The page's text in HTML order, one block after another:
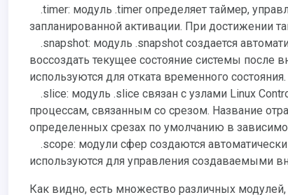
.timer: модуль .timer определяет таймер,
запланированной активации. При достижении
.snapshot: модуль .snapshot создается
воссоздать текущее состояние системы после
используются для отката временного состояния.
.slice: модуль .slice связан с узлами Linux
процессам, связанным со срезом. Название
определенных срезах по умолчанию в
.scope: модули сфер создаются
используются для управления создаваемыми
Как видно, есть множество различных модулей, которыми управляет systemd. Многие из них работают совместно для